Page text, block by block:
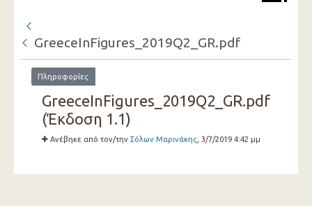
GreeceInFigures_2019Q2_GR.pdf
Πληροφορίες
GreeceInFigures_2019Q2_GR.pdf
(Έκδοση 1.1)
Ανέβηκε από τον/την Σόλων Μαρινάκης, 3/7/2019 4:42 μμ